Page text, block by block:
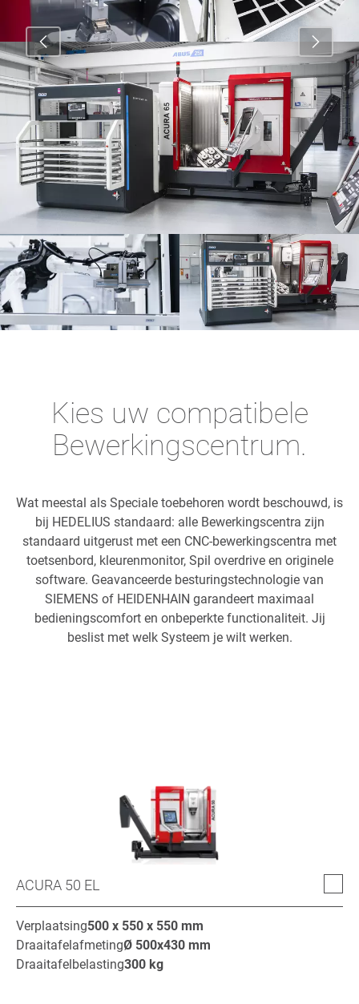
Kies uw compatibele
Bewerkingscentrum.
Wat meestal als Speciale toebehoren wordt beschouwd, is
bij HEDELIUS standaard: alle Bewerkingscentra zijn
standaard uitgerust met een CNC-bewerkingscentra met
toetsenbord, kleurenmonitor, Spil overdrive en originele
software. Geavanceerde besturingstechnologie van
SIEMENS of HEIDENHAIN garandeert maximaal
bedieningscomfort en onbeperkte functionaliteit. Jij
beslist met welk Systeem je wilt werken.
ACURA 50 EL
Verplaatsing500 x 550 x 550 mm
DraaitafelafmetingØ 500x430 mm
Draaitafelbelasting300 kg